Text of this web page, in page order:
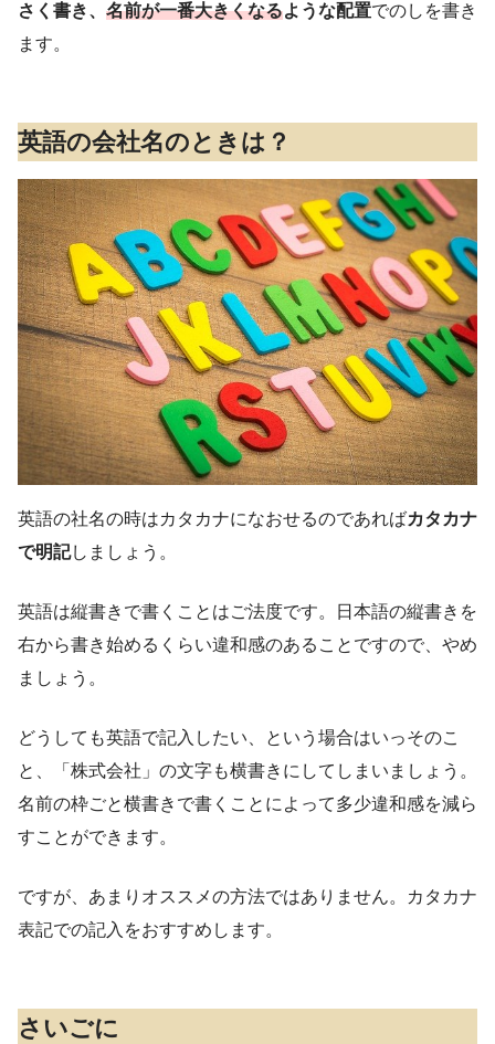
さく書き、 名前が一番大きくなるような配置でのしを書き
ます。
英語の会社名のときは？
英語の社名の時はカタカナになおせるのであればカタカナ
で明記しましょう。
英語は縦書きで書くことはご法度です。日本語の縦書きを
右から書き始めるくらい違和感のあることですので、やめ
ましょう。
どうしても英語で記入したい、という場合はいっそのこ
と、「株式会社」の文字も横書きにしてしまいましょう。
名前の枠ごと横書きで書くことによって多少違和感を減ら
すことができます。
ですが、あまりオススメの方法ではありません。カタカナ
表記での記入をおすすめします。
さいごに